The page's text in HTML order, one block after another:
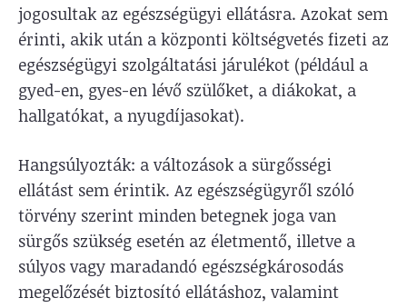
jogosultak az egészségügyi ellátásra. Azokat sem
érinti, akik után a központi költségvetés fizeti az
egészségügyi szolgáltatási járulékot (például a
gyed-en, gyes-en lévő szülőket, a diákokat, a
hallgatókat, a nyugdíjasokat).
Hangsúlyozták: a változások a sürgősségi
ellátást sem érintik. Az egészségügyről szóló
törvény szerint minden betegnek joga van
sürgős szükség esetén az életmentő, illetve a
súlyos vagy maradandó egészségkárosodás
megelőzését biztosító ellátáshoz, valamint